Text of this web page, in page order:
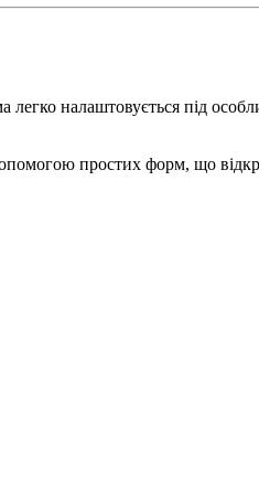
налаштовується під
простих форм, що